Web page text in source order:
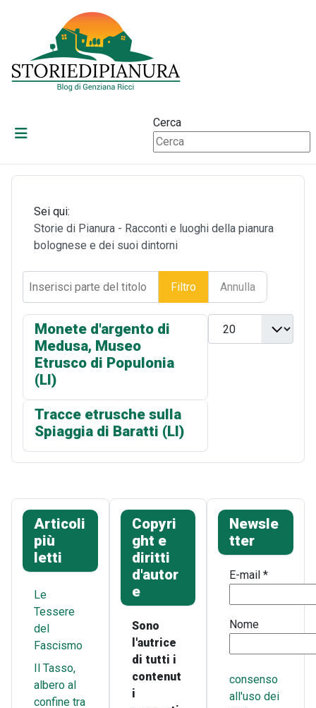
Cerca
Sei qui:
Storie di Pianura - Racconti e luoghi della pianura
bolognese e dei suoi dintorni
Filtro Annulla
Visualizza n.
Monete d'argento di
Medusa, Museo
Etrusco di Populonia
(LI)
Tracce etrusche sulla
Spiaggia di Baratti (LI)
Articoli
più
letti
Le
Tessere
del
Fascismo
Il Tasso,
albero al
confine tra
Copyri
ght e
diritti
d'autor
e
Sono
l'autrice
di tutti i
contenut
i
Newsle
tter
E-mail*
Nome
consenso
all'uso dei